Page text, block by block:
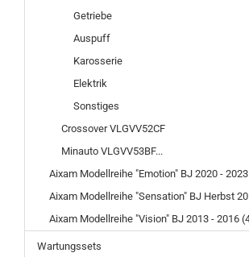
Getriebe
Auspuff
Karosserie
Elektrik
Sonstiges
Crossover VLGVV52CF
Minauto VLGVV53BF...
Aixam Modellreihe "Emotion" BJ 2020 -
Aixam Modellreihe "Sensation" BJ Herbst
Aixam Modellreihe "Vision" BJ 2013 - 2016
Wartungssets